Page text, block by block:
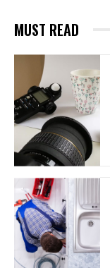
MUST READ